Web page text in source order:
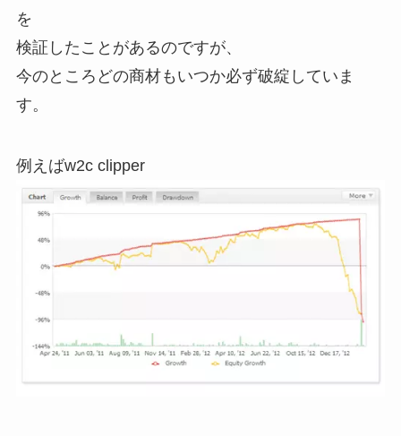
を
検証したことがあるのですが、
今のところどの商材もいつか必ず破綻していま
す。
例えばw2c clipper